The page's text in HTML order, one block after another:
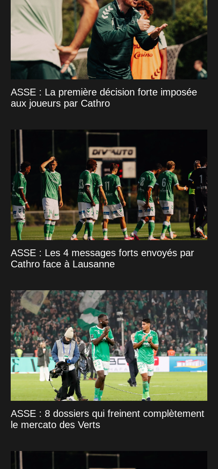
ASSE : La première décision forte imposée
aux joueurs par Cathro
ASSE : Les 4 messages forts envoyés par
Cathro face à Lausanne
ASSE : 8 dossiers qui freinent complètement
le mercato des Verts